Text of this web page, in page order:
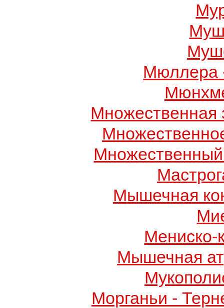
Мюллера
Множественная
Мышечная
Мениско-
Мышечная
Морганьи -